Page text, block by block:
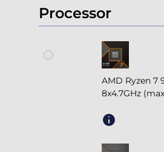
of
4
Processor
AMD Ryzen 7
8x4.7GHz